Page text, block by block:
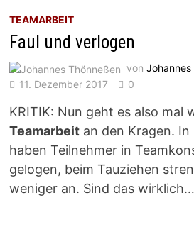
TEAMARBEIT
Faul und verlogen
von
11. Dezember 2017
0
KRITIK: Nun geht es also mal
Teamarbeit an den Kragen.
haben Teilnehmer in
gelogen, beim Tauziehen
weniger an. Sind das wirklich…